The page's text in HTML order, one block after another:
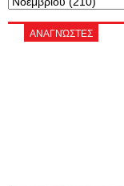
ΑΝΑΓΝΏΣΤΕΣ